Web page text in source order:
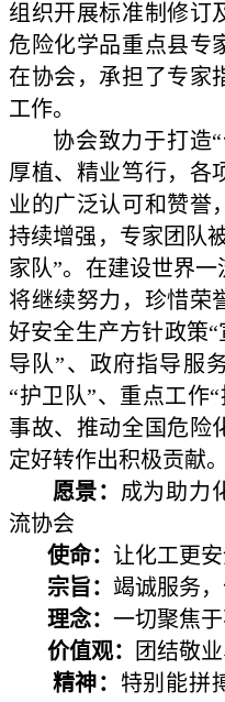
组织开展标准制修订
危险化学品重点县专
在协会，承担了专家
工作。
协会致力于打造“
厚植、精业笃行，各
业的广泛认可和赞誉
持续增强，专家团队
家队”。在建设世界一
将继续努力，珍惜荣
好安全生产方针政策“
导队”、政府指导服
“护卫队”、重点工作“
事故、推动全国危险
定好转作出积极贡献。
愿景： 成为助力
流协会
使命： 让化工更
宗旨： 竭诚服务
理念： 一切聚焦
价值观：
团结敬
精神： 特别能拼